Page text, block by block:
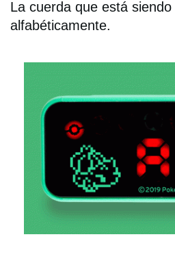
La cuerda que está
alfabéticamente.